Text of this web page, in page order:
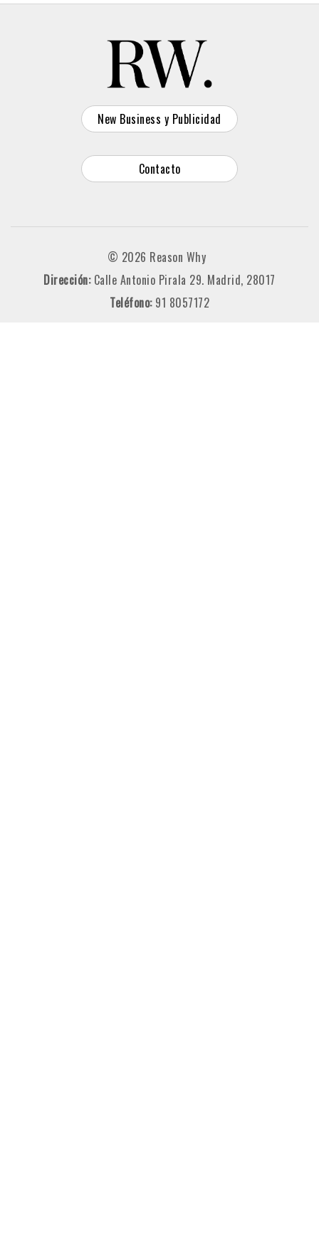
New Business y Publicidad
Contacto
© 2026 Reason Why
Dirección: Calle Antonio Pirala 29. Madrid, 28017
Teléfono: 91 8057172